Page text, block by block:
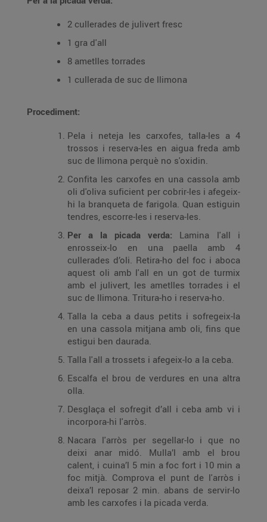
2 cullerades de julivert fresc
1 gra d'all
8 ametlles torrades
1 cullerada de suc de llimona
Procediment:
Pela i neteja les carxofes, talla-les a 4
trossos i reserva-les en aigua freda amb
suc de llimona perquè no s'oxidin.
Confita les carxofes en una cassola amb
oli d'oliva suficient per cobrir-les i afegeix-
hi la branqueta de farigola. Quan estiguin
tendres, escorre-les i reserva-les.
Per a la picada verda: Lamina l'all i
enrosseix-lo en una paella amb 4
cullerades d’oli. Retira-ho del foc i aboca
aquest oli amb l'all en un got de turmix
amb el julivert, les ametlles torrades i el
suc de llimona. Tritura-ho i reserva-ho.
Talla la ceba a daus petits i sofregeix-la
en una cassola mitjana amb oli, fins que
estigui ben daurada.
Talla l'all a trossets i afegeix-lo a la ceba.
Escalfa el brou de verdures en una altra
olla.
Desglaça el sofregit d’all i ceba amb vi i
incorpora-hi l'arròs.
Nacara l'arròs per segellar-lo i que no
deixi anar midó. Mulla’l amb el brou
calent, i cuina’l 5 min a foc fort i 10 min a
foc mitjà. Comprova el punt de l'arròs i
deixa’l reposar 2 min. abans de servir-lo
amb les carxofes i la picada verda.